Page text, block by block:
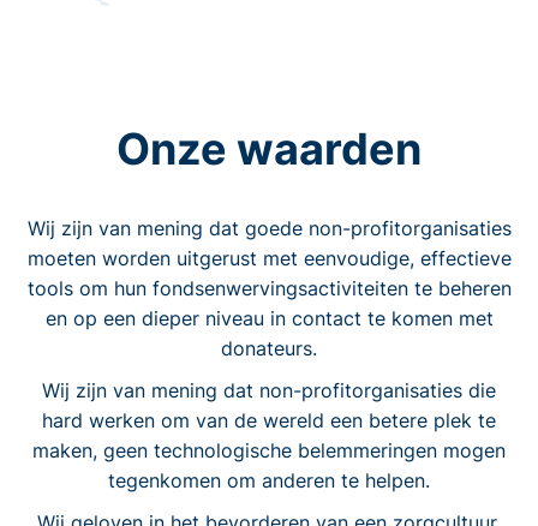
Onze waarden
Wij zijn van mening dat goede non-profitorganisaties
moeten worden uitgerust met eenvoudige, effectieve
tools om hun fondsenwervingsactiviteiten te beheren
en op een dieper niveau in contact te komen met
donateurs.
Wij zijn van mening dat non-profitorganisaties die
hard werken om van de wereld een betere plek te
maken, geen technologische belemmeringen mogen
tegenkomen om anderen te helpen.